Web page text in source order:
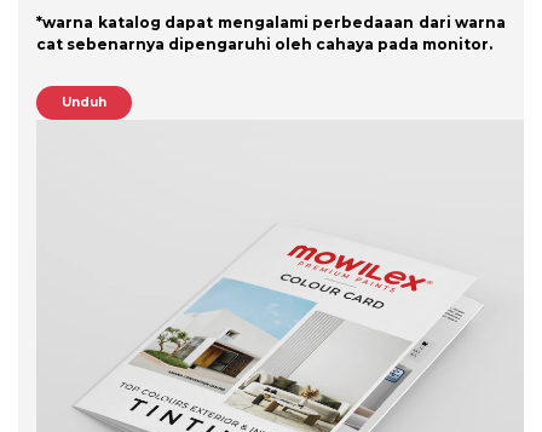
*warna katalog dapat mengalami perbedaaan dari warna
cat sebenarnya dipengaruhi oleh cahaya pada monitor.
Unduh